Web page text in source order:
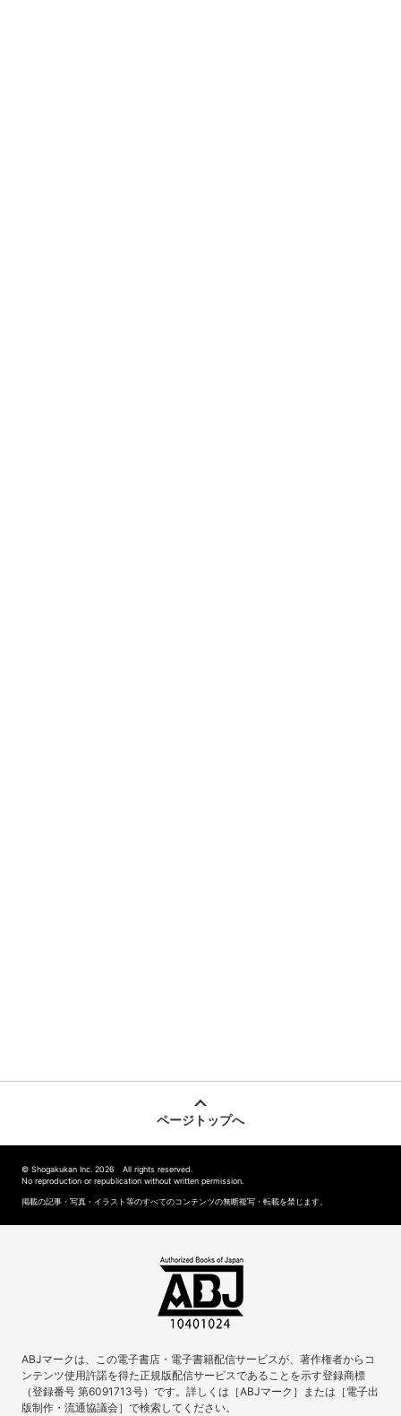
ページトップへ
© Shogakukan Inc. 2026 All rights reserved.
No reproduction or republication without written permission.
掲載の記事・写真・イラスト等のすべてのコンテンツの無断複写・転載を禁じます。
ABJマークは、この電子書店・電子書籍配信サービスが、著作権者からコ
ンテンツ使用許諾を得た正規版配信サービスであることを示す登録商標
（登録番号 第6091713号）です。詳しくは［ABJマーク］または［電子出
版制作・流通協議会］で検索してください。